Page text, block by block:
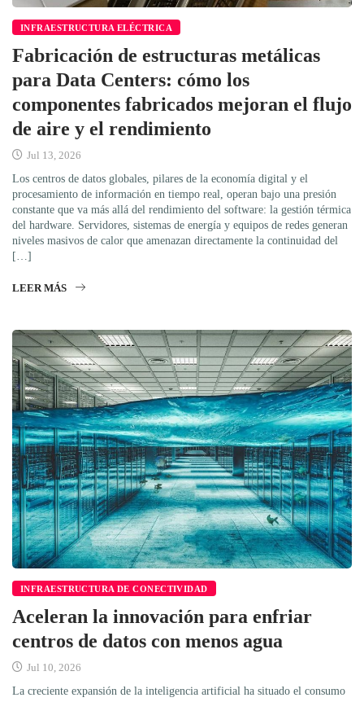
INFRAESTRUCTURA ELÉCTRICA
Fabricación de estructuras metálicas
para Data Centers: cómo los
componentes fabricados mejoran el flujo
de aire y el rendimiento
Jul 13, 2026
Los centros de datos globales, pilares de la economía digital y el
procesamiento de información en tiempo real, operan bajo una presión
constante que va más allá del rendimiento del software: la gestión térmica
del hardware. Servidores, sistemas de energía y equipos de redes generan
niveles masivos de calor que amenazan directamente la continuidad del
[…]
LEER MÁS
INFRAESTRUCTURA DE CONECTIVIDAD
Aceleran la innovación para enfriar
centros de datos con menos agua
Jul 10, 2026
La creciente expansión de la inteligencia artificial ha situado el consumo